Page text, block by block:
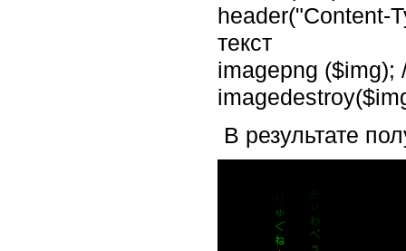
header("Content-
текст
imagepng ($img);
В результате